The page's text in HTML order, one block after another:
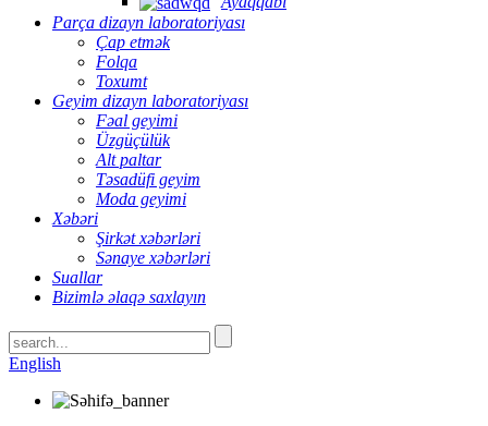
Parça dizayn laboratoriyası
Çap etmək
Folqa
Toxumt
Geyim dizayn laboratoriyası
Fəal geyimi
Üzgüçülük
Alt paltar
Təsadüfi geyim
Moda geyimi
Xəbəri
Şirkət xəbərləri
Sənaye xəbərləri
Suallar
Bizimlə əlaqə saxlayın
English